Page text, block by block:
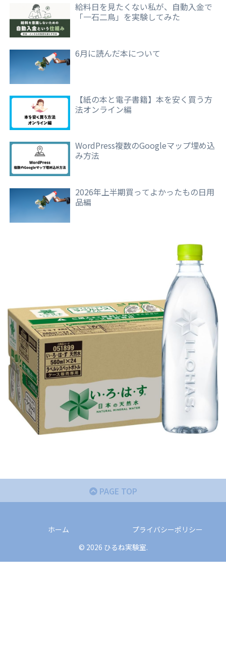
給料日を見たくない私が、自動入金で
「一石二鳥」を実験してみた
6月に読んだ本について
【紙の本と電子書籍】本を安く買う方
法オンライン編
WordPress複数のGoogleマップ埋め込
み方法
2026年上半期買ってよかったもの日用
品編
PAGE TOP
ホーム
プライバシーポリシー
© 2026 ひるね実験室.